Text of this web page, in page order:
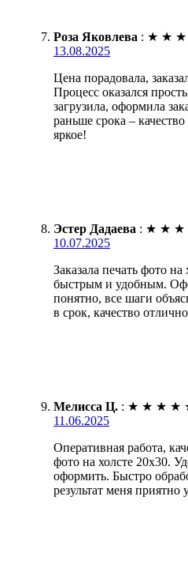
Роза Яковлева : ★ ★ ★
13.08.2025
Цена порадовала,
Процесс оказался
загрузила, оформила
раньше срока –
яркое!
Эстер Дадаева : ★ ★ ★
10.07.2025
Заказала печать фото
быстрым и удобным.
понятно, все шаги
в срок, качество
Мелисса Ц. : ★ ★ ★ ★
11.06.2025
Оперативная работа,
фото на холсте 20х30.
оформить. Быстро
результат меня приятно